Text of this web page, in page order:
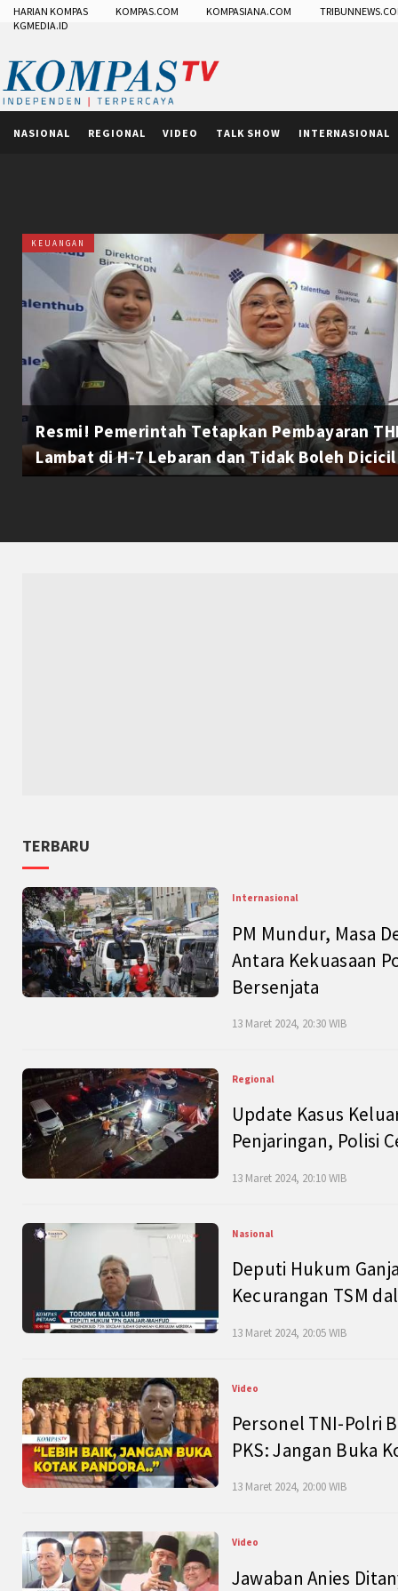
HARIAN KOMPAS KOMPAS.COM KOMPASIANA.COM
KGMEDIA.ID
NASIONAL REGIONAL VIDEO TALK SHOW INTERNASIONAL
KEUANGAN
Resmi! Pemerintah Tetapkan Pembayaran
Lambat di H-7 Lebaran dan Tidak Boleh Dicicil
TERBARU
Internasional
PM Mundur, Masa
Antara Kekuasaan
Bersenjata
13 Maret 2024, 20:30 WIB
Regional
Update Kasus
Penjaringan, Polisi
13 Maret 2024, 20:10 WIB
Nasional
Deputi Hukum
Kecurangan TSM
13 Maret 2024, 20:05 WIB
Video
Personel TNI-Polri
PKS: Jangan Buka
13 Maret 2024, 20:00 WIB
Video
Jawaban Anies